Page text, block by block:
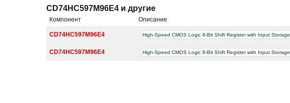
CD74HC597M96E4 и другие
Компонент Описание
CD74HC597M96E4 High-Speed CMOS Logic 8-Bit Shift Register with Input Storage
CD74HC597M96E4 High-Speed CMOS Logic 8-Bit Shift Register with Input Storage